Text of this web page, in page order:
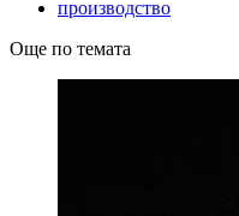
производство
Още по темата